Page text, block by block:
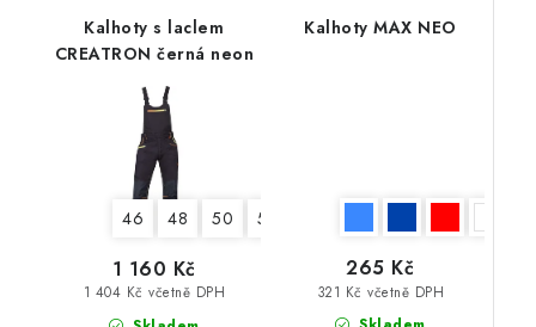
Kalhoty s laclem
CREATRON černá neon
46 48 50 52
1 404 Kč včetně DPH
1 160 Kč
Kalhoty MAX NEO
321 Kč včetně DPH
265 Kč